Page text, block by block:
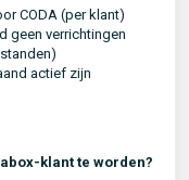
CODA (per klant)
geen verrichtingen
actief zijn
klant te worden?